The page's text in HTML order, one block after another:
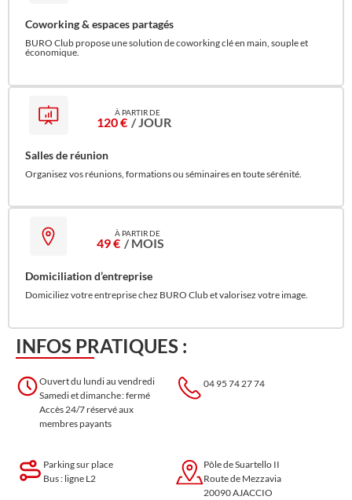
Coworking & espaces partagés
BURO Club propose une solution de coworking clé en main, souple et
économique.
120 € / JOUR
Salles de réunion
Organisez vos réunions, formations ou séminaires en toute sérénité.
49 € / MOIS
Domiciliation d’entreprise
Domiciliez votre entreprise chez BURO Club et valorisez votre image.
INFOS PRATIQUES :
Ouvert du lundi au vendredi
Samedi et dimanche : fermé
Accès 24/7 réservé aux
membres payants
04 95 74 27 74
Parking sur place
Bus : ligne L2
Pôle de Suartello II
Route de Mezzavia
20090 AJACCIO